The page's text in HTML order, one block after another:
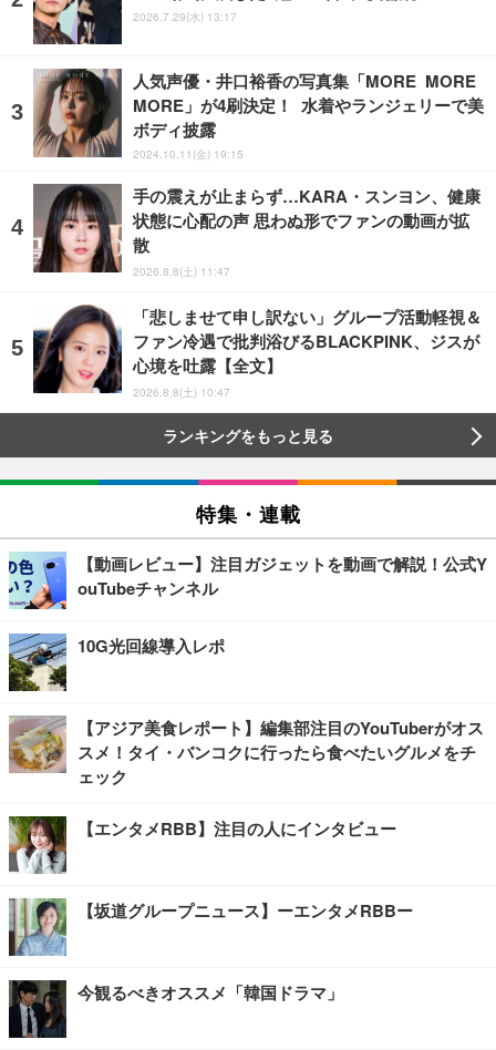
2026.7.29(水) 13:17
人気声優・井口裕香の写真集「MORE MORE
MORE」が4刷決定！ 水着やランジェリーで美
ボディ披露
2024.10.11(金) 19:15
手の震えが止まらず…KARA・スンヨン、健康
状態に心配の声 思わぬ形でファンの動画が拡
散
2026.8.8(土) 11:47
「悲しませて申し訳ない」グループ活動軽視＆
ファン冷遇で批判浴びるBLACKPINK、ジスが
心境を吐露【全文】
2026.8.8(土) 10:47
ランキングをもっと見る
特集・連載
【動画レビュー】注目ガジェットを動画で解説！公式Y
ouTubeチャンネル
10G光回線導入レポ
【アジア美食レポート】編集部注目のYouTuberがオス
スメ！タイ・バンコクに行ったら食べたいグルメをチ
ェック
【エンタメRBB】注目の人にインタビュー
【坂道グループニュース】ーエンタメRBBー
今観るべきオススメ「韓国ドラマ」